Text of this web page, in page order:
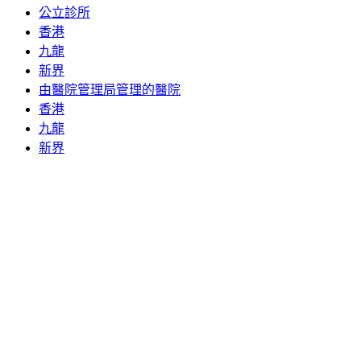
公立診所
香港
九龍
新界
由醫院管理局管理的醫院
香港
九龍
新界